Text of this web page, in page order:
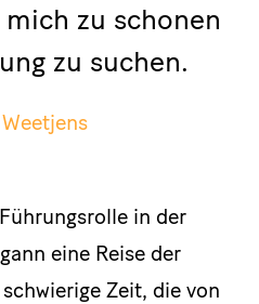
zu schonen
zu suchen.
in der
eine Reise der
Zeit, die von